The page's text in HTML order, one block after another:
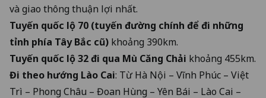
và giao thông thuận lợi nhất.
Tuyến quốc lộ 70 (tuyến đường chính để đi những
tỉnh phía Tây Bắc cũ) khoảng 390km.
Tuyến quốc lộ 32 đi qua Mù Căng Chải khoảng 455km.
Đi theo hướng Lào Cai: Từ Hà Nội – Vĩnh Phúc – Việt
Trì – Phong Châu – Đoan Hùng – Yên Bái – Lào Cai –